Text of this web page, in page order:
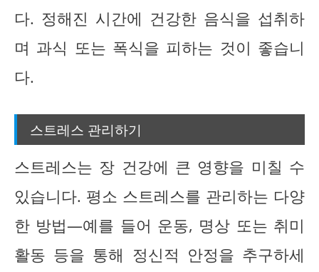
다. 정해진 시간에 건강한 음식을 섭취하
며 과식 또는 폭식을 피하는 것이 좋습니
다.
스트레스 관리하기
스트레스는 장 건강에 큰 영향을 미칠 수
있습니다. 평소 스트레스를 관리하는 다양
한 방법—예를 들어 운동, 명상 또는 취미
활동 등을 통해 정신적 안정을 추구하세